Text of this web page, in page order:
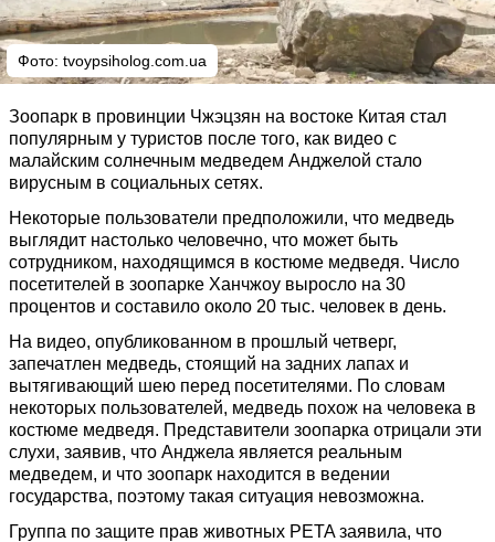
Фото: tvoypsiholog.com.ua
Зоопарк в провинции Чжэцзян на востоке Китая стал
популярным у туристов после того, как видео с
малайским солнечным медведем Анджелой стало
вирусным в социальных сетях.
Некоторые пользователи предположили, что медведь
выглядит настолько человечно, что может быть
сотрудником, находящимся в костюме медведя. Число
посетителей в зоопарке Ханчжоу выросло на 30
процентов и составило около 20 тыс. человек в день.
На видео, опубликованном в прошлый четверг,
запечатлен медведь, стоящий на задних лапах и
вытягивающий шею перед посетителями. По словам
некоторых пользователей, медведь похож на человека в
костюме медведя. Представители зоопарка отрицали эти
слухи, заявив, что Анджела является реальным
медведем, и что зоопарк находится в ведении
государства, поэтому такая ситуация невозможна.
Группа по защите прав животных PETA заявила, что